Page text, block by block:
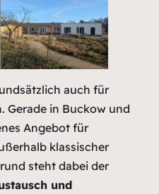
auch für
Gerade in Buckow und
Angebot für
klassischer
steht dabei der
und